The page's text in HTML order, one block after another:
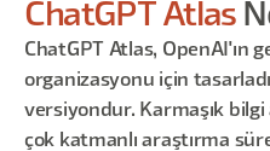
ChatGPT Atlas
ChatGPT Atlas, OpenAI'ın
organizasyonu için
versiyondur. Karmaşık bilgi
çok katmanlı araştırma